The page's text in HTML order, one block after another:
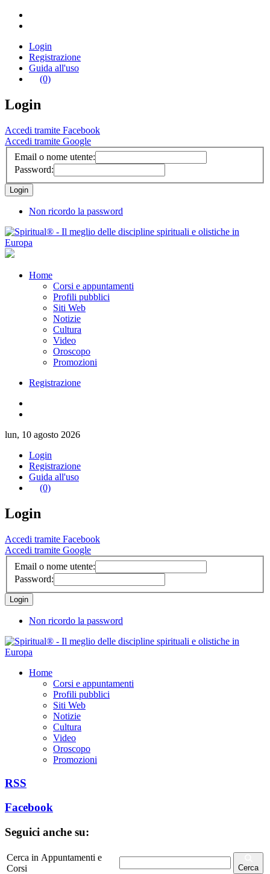
Login
Registrazione
Guida all'uso
(0)
Login
Accedi tramite Facebook
Accedi tramite Google
Email o nome utente:
Password:
Non ricordo la password
Home
Corsi e appuntamenti
Profili pubblici
Siti Web
Notizie
Cultura
Video
Oroscopo
Promozioni
Registrazione
lun, 10 agosto 2026
Login
Registrazione
Guida all'uso
(0)
Login
Accedi tramite Facebook
Accedi tramite Google
Email o nome utente:
Password:
Non ricordo la password
Home
Corsi e appuntamenti
Profili pubblici
Siti Web
Notizie
Cultura
Video
Oroscopo
Promozioni
RSS
Facebook
Seguici anche su:
Cerca in Appuntamenti e
Corsi
Cerca